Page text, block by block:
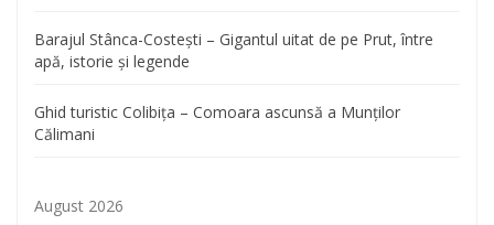
Barajul Stânca-Costești – Gigantul uitat de pe Prut, între
apă, istorie și legende
Ghid turistic Colibița – Comoara ascunsă a Munților
Călimani
August 2026